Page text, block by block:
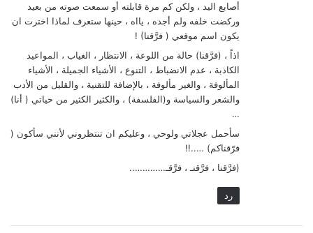
أصابع اليد ، ولكن كم مرة قابلته أو سمعت صوته من بعيد
وركضت خلفه ولم أجده ، يااه ، حينها ستعرف لماذا اخترت ان
يكون اسم موقعي ( فرَّقنا) !
اذاً ، (فرَّقنا) حالة من اللوعة ، الانتظار ، الغياب ، المواعيد
الكاذبة ، عدم الانضباط ، التنوع ، الأشياء الجميلة ، الأشياء
المألوفة ، والغير مألوفة ، بالإضافة للتقنية ، والقليل من الأدب
والشعر والسياسة و(الفلسفة) ، والكثير الكثير من حياتي ( أنا)
…
سأحمل عجلاتي ولوحي ، وعليكم ان تنتظروني لأنني سأكون (
فرّقناكم) …..!!
(فرَّقنا ، فرَّقنـ ، فرَّقـ…………..
رد